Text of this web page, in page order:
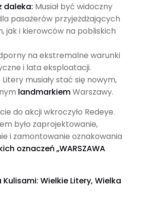
daleka: Musiał być widoczny
pasażerów przyjeżdżających
jak i kierowców na pobliskich
na ekstremalne warunki
i lata eksploatacji.
Litery musiały stać się nowym,
landmarkiemWarszawy.
do akcji wkroczyło Redeye.
było zaprojektowanie,
i zamontowanie oznakowania
oznaczeń „WARSZAWA
Wielkie Litery, Wielka